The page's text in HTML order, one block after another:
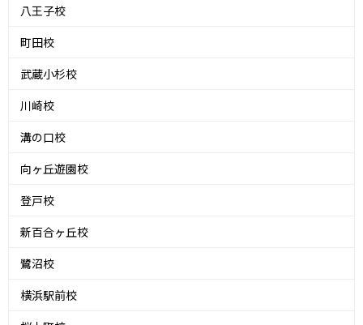
八王子校
町田校
武蔵小杉校
川崎校
溝の口校
向ヶ丘遊園校
登戸校
新百合ヶ丘校
鷺沼校
横浜駅前校